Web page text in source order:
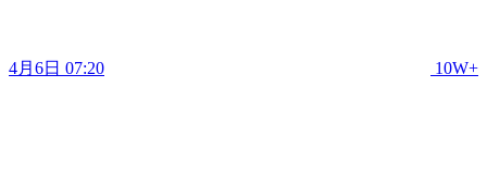
4月6日 07:20 10W+